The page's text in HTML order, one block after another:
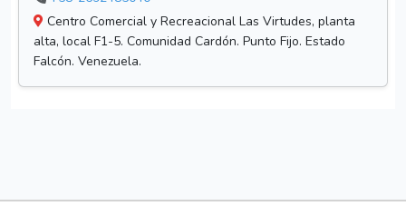
Centro Comercial y Recreacional Las Virtudes, planta
alta, local F1-5. Comunidad Cardón. Punto Fijo. Estado
Falcón. Venezuela.